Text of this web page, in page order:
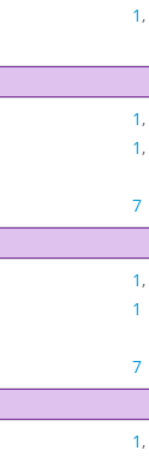
1,
1,
1,
7
1,
1
7
1,